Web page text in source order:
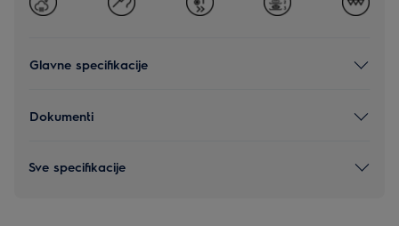
Glavne specifikacije
Dokumenti
Sve specifikacije